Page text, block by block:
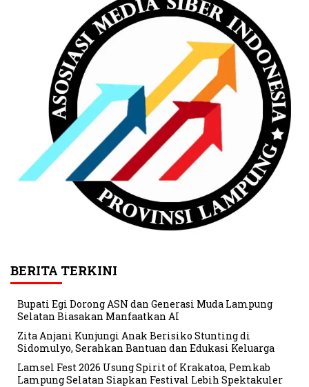
BERITA TERKINI
Bupati Egi Dorong ASN dan Generasi Muda Lampung
Selatan Biasakan Manfaatkan AI
Zita Anjani Kunjungi Anak Berisiko Stunting di
Sidomulyo, Serahkan Bantuan dan Edukasi Keluarga
Lamsel Fest 2026 Usung Spirit of Krakatoa, Pemkab
Lampung Selatan Siapkan Festival Lebih Spektakuler